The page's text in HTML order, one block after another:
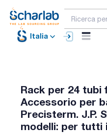
Italia
Rack per 24 tubi
Accessorio per
Precisterm. J.P.
modelli: per tutti